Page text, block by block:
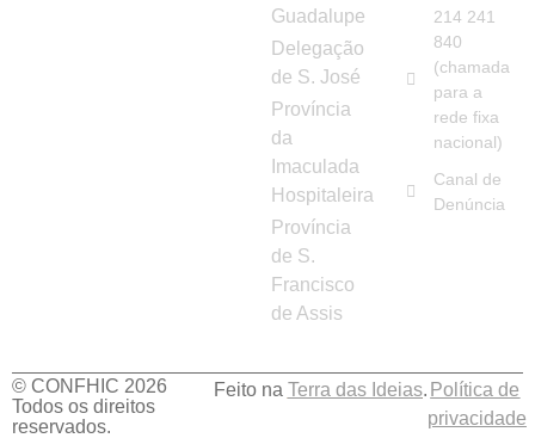
Guadalupe
Delegação
de S. José
Província
da
Imaculada
Hospitaleira
Província
de S.
Francisco
de Assis
214 241
840
(chamada
para a
rede fixa
nacional)
Canal de
Denúncia
© CONFHIC 2026
Todos os direitos
reservados.
Feito na Terra das Ideias. Política de
privacidade